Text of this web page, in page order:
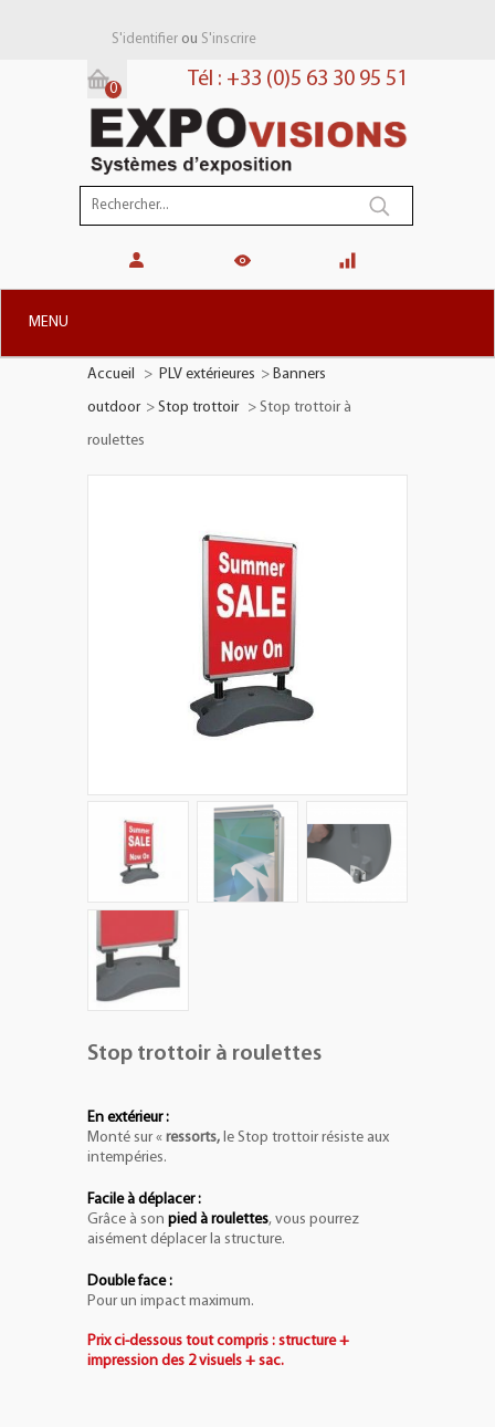
S'identifierou S'inscrire
Tél : +33 (0)5 63 30 95 51
Panier:
0
MENU
STANDS MODULAIRES
Accueil > PLV extérieures > Banners
outdoor > Stop trottoir > Stop trottoir à
roulettes
Stop trottoir à roulettes
En extérieur :
Monté sur « ressorts, le Stop trottoir résiste aux
intempéries.
Facile à déplacer :
Grâce à son pied à roulettes, vous pourrez
aisément déplacer la structure.
Double face :
Pour un impact maximum.
Prix ci-dessous tout compris : structure +
impression des 2 visuels + sac.